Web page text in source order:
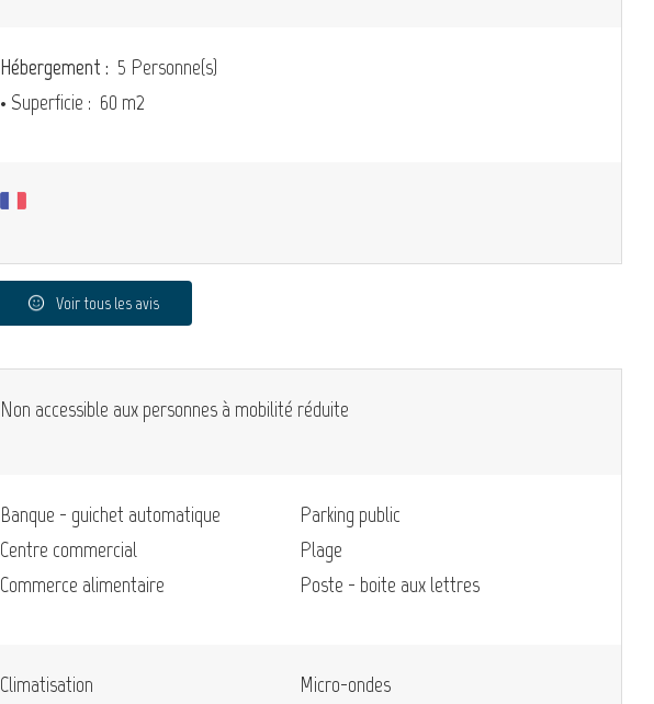
Hébergement : 5 Personne(s)
• Superficie : 60 m2
Voir tous les avis
Non accessible aux personnes à mobilité réduite
Banque - guichet automatique
Centre commercial
Commerce alimentaire
Parking public
Plage
Poste - boite aux lettres
Climatisation
Micro-ondes